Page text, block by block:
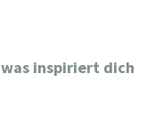
inspiriert dich